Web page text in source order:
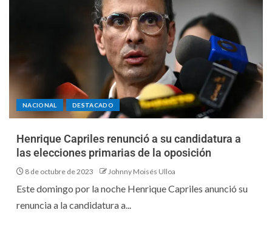
NACIONAL DESTACADO
Henrique Capriles renunció a su candidatura a
las elecciones primarias de la oposición
8 de octubre de 2023 Johnny Moisés Ulloa
Este domingo por la noche Henrique Capriles anunció su
renuncia a la candidatura a...